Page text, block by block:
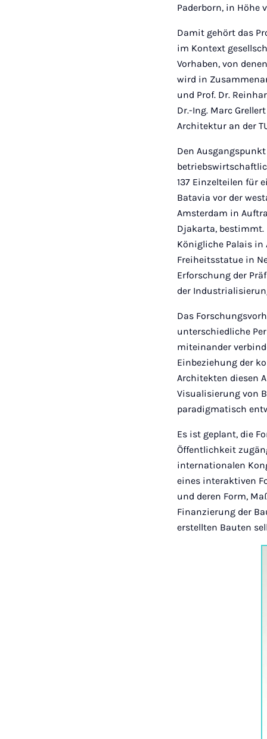
Paderborn, in Höhe
Damit gehört das
im Kontext
Vorhaben, von
wird in
und Prof. Dr.
Dr.-Ing. Marc
Architektur an der
Den
137 Einzelteilen für
Batavia vor der
Amsterdam in
Djakarta, bestimmt.
Königliche Palais in
Freiheitsstatue in
Erforschung der
der
Das
unterschiedliche
miteinander
Einbeziehung der
Architekten diesen
Visualisierung von
paradigmatisch
Es ist geplant, die
Öffentlichkeit
internationalen
eines interaktiven
und deren Form,
Finanzierung der
erstellten Bauten